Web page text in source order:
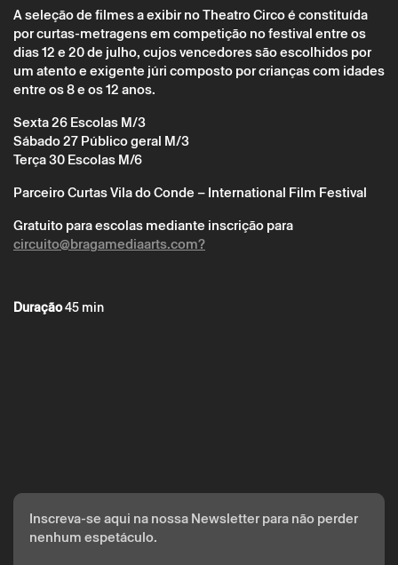
A seleção de filmes a exibir no Theatro Circo é constituída
por curtas-metragens em competição no festival entre os
dias 12 e 20 de julho, cujos vencedores são escolhidos por
um atento e exigente júri composto por crianças com idades
entre os 8 e os 12 anos.
Sexta 26 Escolas M/3
Sábado 27 Público geral M/3
Terça 30 Escolas M/6
Parceiro Curtas Vila do Conde – International Film Festival
Gratuito para escolas mediante inscrição para
circuito@bragamediaarts.com?
Duração45 min
Inscreva-se aqui na nossa Newsletter para não perder
nenhum espetáculo.
Sábado 27 setembro→Cinema
Curtinhas
Sessão de cinema infantojuvenil?
* campos de preenchimento obrigatório.
* campos de preenchimento obrigatório.